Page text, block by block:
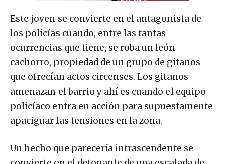
Este joven se convierte en el antagonista de
los policías cuando, entre las tantas
ocurrencias que tiene, se roba un león
cachorro, propiedad de un grupo de gitanos
que ofrecían actos circenses. Los gitanos
amenazan el barrio y ahí es cuando el equipo
policíaco entra en acción para supuestamente
apaciguar las tensiones en la zona.
Un hecho que parecería intrascendente se